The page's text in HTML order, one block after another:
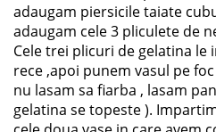
adaugam piersicile taiate
adaugam cele 3 pliculete de
Cele trei plicuri de gelatina le
rece ,apoi punem vasul pe
nu lasam sa fiarba , lasam
gelatina se topeste ).